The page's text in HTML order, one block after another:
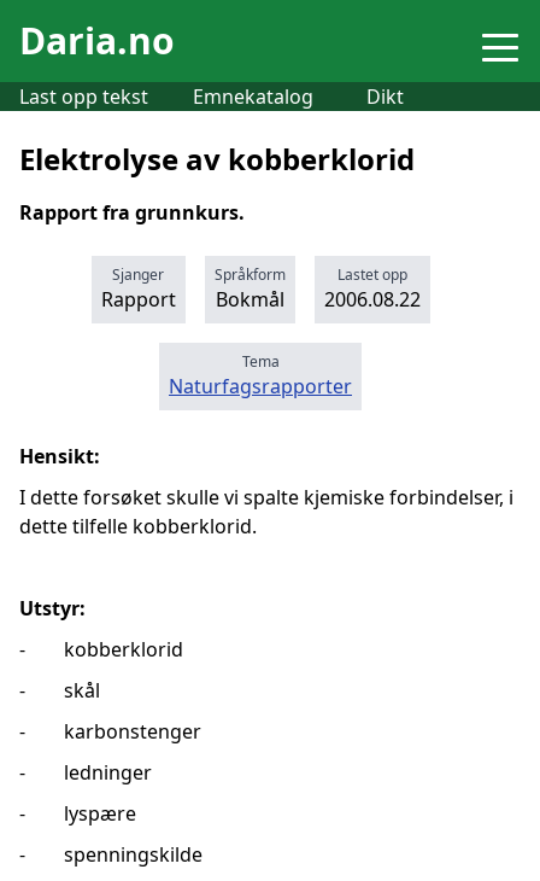
Daria.no
Last opp tekst Emnekatalog Dikt
Elektrolyse av kobberklorid
Rapport fra grunnkurs.
Sjanger
Rapport
Språkform
Bokmål
Lastet opp
2006.08.22
Tema
Naturfagsrapporter
Hensikt:
I dette forsøket skulle vi spalte kjemiske forbindelser, i
dette tilfelle kobberklorid.
Utstyr:
- kobberklorid
- skål
- karbonstenger
- ledninger
- lyspære
- spenningskilde